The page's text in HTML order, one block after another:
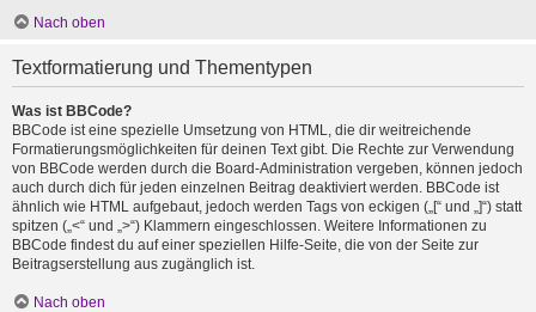
Nach oben
Textformatierung und Thementypen
Was ist BBCode?
BBCode ist eine spezielle Umsetzung von HTML, die dir weitreichende
Formatierungsmöglichkeiten für deinen Text gibt. Die Rechte zur Verwendung
von BBCode werden durch die Board-Administration vergeben, können jedoch
auch durch dich für jeden einzelnen Beitrag deaktiviert werden. BBCode ist
ähnlich wie HTML aufgebaut, jedoch werden Tags von eckigen („[“ und „]“) statt
spitzen („<“ und „>“) Klammern eingeschlossen. Weitere Informationen zu
BBCode findest du auf einer speziellen Hilfe-Seite, die von der Seite zur
Beitragserstellung aus zugänglich ist.
Nach oben